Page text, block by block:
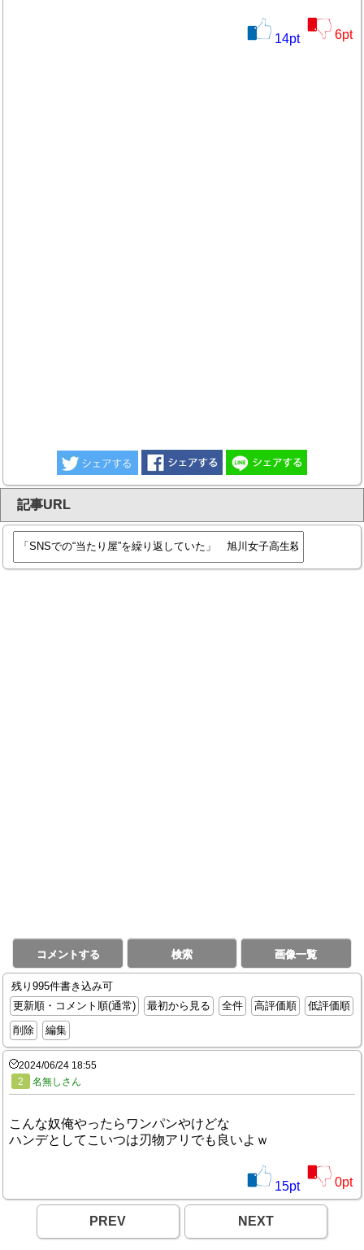
14pt 6pt
記事URL
コメントする 検索 画像一覧
残り995件書き込み可
更新順・コメント順(通常)
最初から見る 全件 高評価順
低評価順
削除
編集
2024/06/24 18:55
2
名無しさん
こんな奴俺やったらワンパンやけどな
ハンデとしてこいつは刃物アリでも良いよｗ
15pt 0pt
PREV NEXT